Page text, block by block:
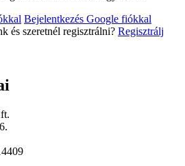
Bejelentkezés Google fiókkal
és szeretnél regisztrálni? Regisztrálj